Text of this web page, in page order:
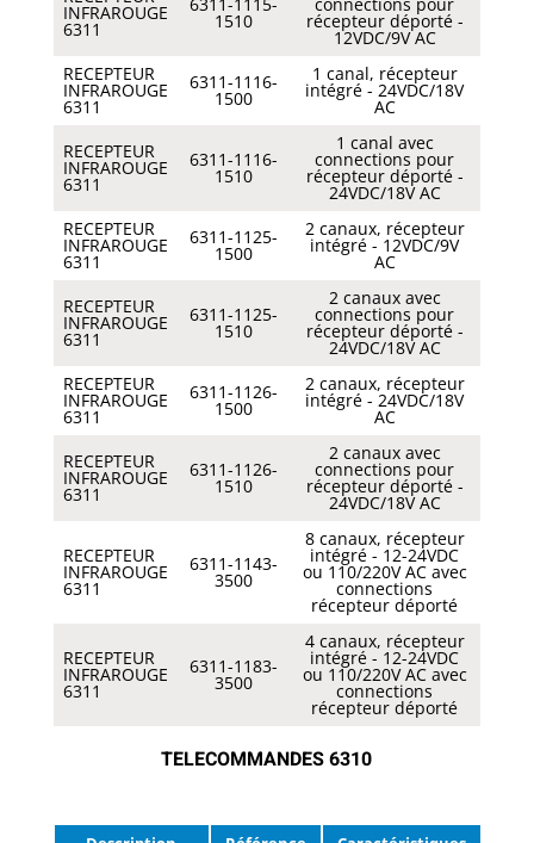
INFRAROUGE
6311 1510 récepteur déporté -
12VDC/9V AC
RECEPTEUR
INFRAROUGE
6311
6311-1116-
1500
1 canal, récepteur
intégré - 24VDC/18V
AC
RECEPTEUR
INFRAROUGE
6311
6311-1116-
1510
1 canal avec
connections pour
récepteur déporté -
24VDC/18V AC
RECEPTEUR
INFRAROUGE
6311
6311-1125-
1500
2 canaux, récepteur
intégré - 12VDC/9V
AC
RECEPTEUR
INFRAROUGE
6311
6311-1125-
1510
2 canaux avec
connections pour
récepteur déporté -
24VDC/18V AC
RECEPTEUR
INFRAROUGE
6311
6311-1126-
1500
2 canaux, récepteur
intégré - 24VDC/18V
AC
RECEPTEUR
INFRAROUGE
6311
6311-1126-
1510
2 canaux avec
connections pour
récepteur déporté -
24VDC/18V AC
RECEPTEUR
INFRAROUGE
6311
6311-1143-
3500
8 canaux, récepteur
intégré - 12-24VDC
ou 110/220V AC avec
connections
récepteur déporté
RECEPTEUR
INFRAROUGE
6311
6311-1183-
3500
4 canaux, récepteur
intégré - 12-24VDC
ou 110/220V AC avec
connections
récepteur déporté
TELECOMMANDES 6310